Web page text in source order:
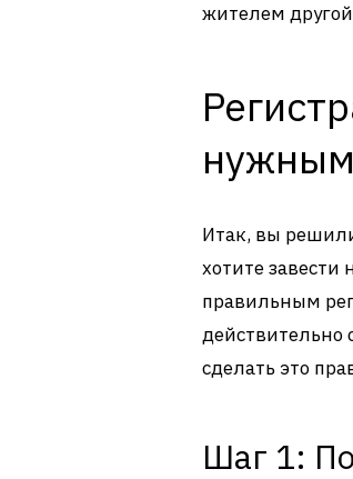
жителем другой
Итак, вы
хотите завести
правильным
действительно
сделать это
Шаг 1: